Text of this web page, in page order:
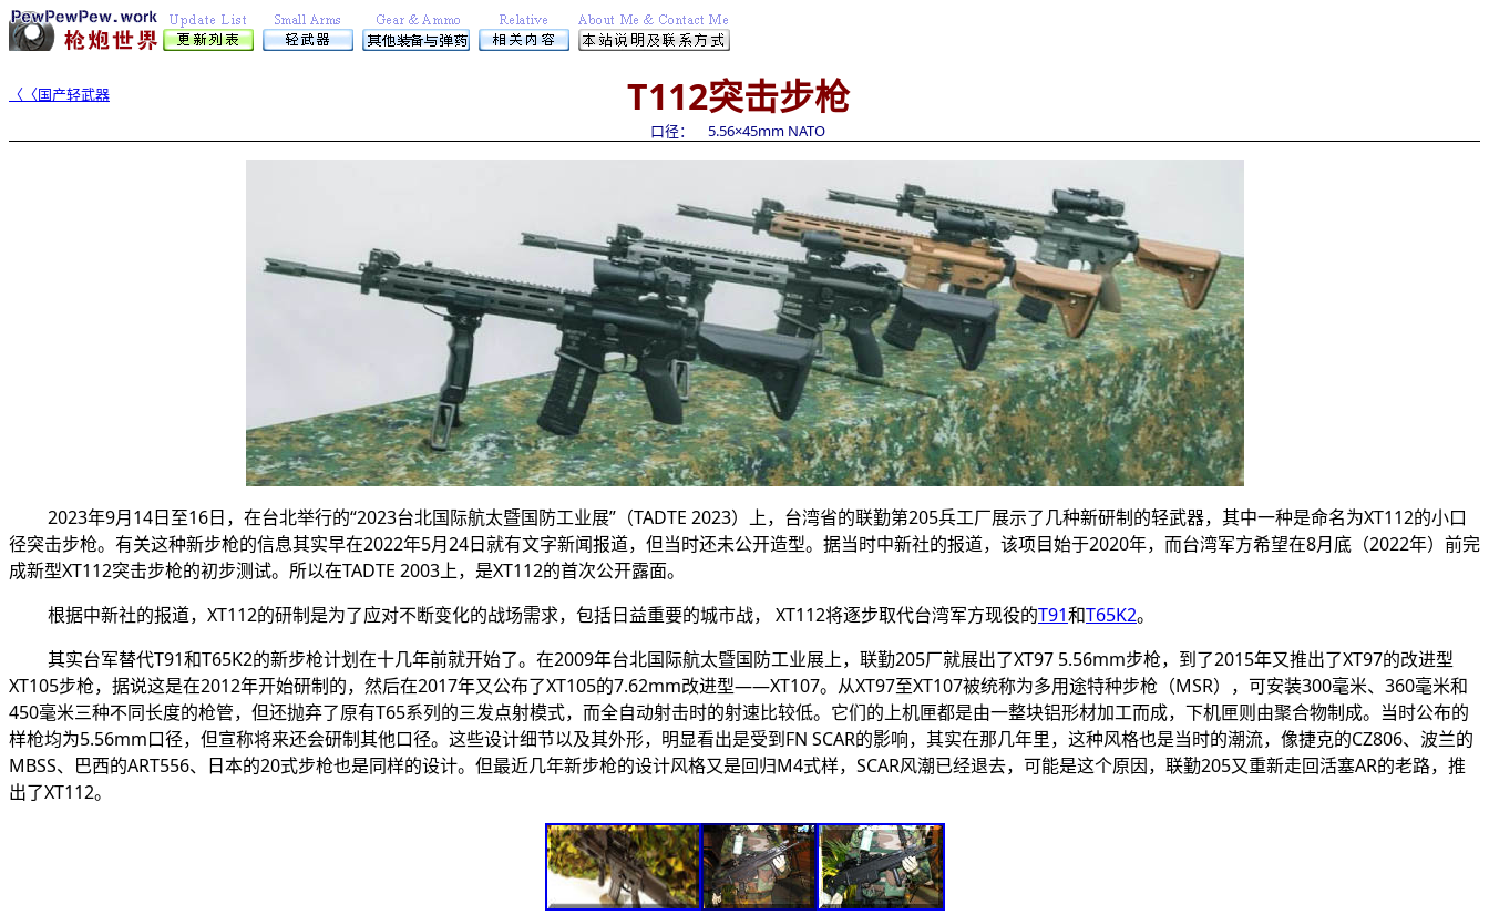
〈〈国产轻武器 T112突击步枪
口径： 5.56×45mm NATO
2023年9月14日至16日，在台北举行的“2023台北国际航太暨国防工业展”（TADTE 2023）上，台湾省的联勤第205兵工厂展示了几种新研制的轻武器，其中一种是命名为XT112的小口
径突击步枪。有关这种新步枪的信息其实早在2022年5月24日就有文字新闻报道，但当时还未公开造型。据当时中新社的报道，该项目始于2020年，而台湾军方希望在8月底（2022年）前完
成新型XT112突击步枪的初步测试。所以在TADTE 2003上，是XT112的首次公开露面。
根据中新社的报道，XT112的研制是为了应对不断变化的战场需求，包括日益重要的城市战， XT112将逐步取代台湾军方现役的T91和T65K2。
其实台军替代T91和T65K2的新步枪计划在十几年前就开始了。在2009年台北国际航太暨国防工业展上，联勤205厂就展出了XT97 5.56mm步枪，到了2015年又推出了XT97的改进型
XT105步枪，据说这是在2012年开始研制的，然后在2017年又公布了XT105的7.62mm改进型——XT107。从XT97至XT107被统称为多用途特种步枪（MSR），可安装300毫米、360毫米和
450毫米三种不同长度的枪管，但还抛弃了原有T65系列的三发点射模式，而全自动射击时的射速比较低。它们的上机匣都是由一整块铝形材加工而成，下机匣则由聚合物制成。当时公布的
样枪均为5.56mm口径，但宣称将来还会研制其他口径。这些设计细节以及其外形，明显看出是受到FN SCAR的影响，其实在那几年里，这种风格也是当时的潮流，像捷克的CZ806、波兰的
MBSS、巴西的ART556、日本的20式步枪也是同样的设计。但最近几年新步枪的设计风格又是回归M4式样，SCAR风潮已经退去，可能是这个原因，联勤205又重新走回活塞AR的老路，推
出了XT112。